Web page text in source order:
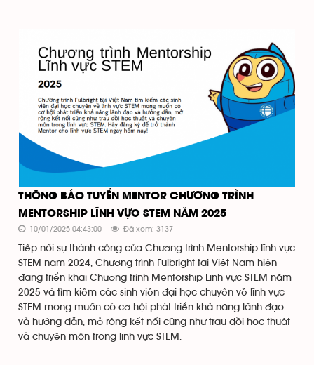
THÔNG BÁO TUYỂN MENTOR CHƯƠNG TRÌNH
MENTORSHIP LĨNH VỰC STEM NĂM 2025
10/01/2025 04:43:00 Đã xem: 3137
Tiếp nối sự thành công của Chương trình Mentorship lĩnh vực
STEM năm 2024, Chương trình Fulbright tại Việt Nam hiện
đang triển khai Chương trình Mentorship Lĩnh vực STEM năm
2025 và tìm kiếm các sinh viên đại học chuyên về lĩnh vực
STEM mong muốn có cơ hội phát triển khả năng lãnh đạo
và hướng dẫn, mở rộng kết nối cũng như trau dồi học thuật
và chuyên môn trong lĩnh vực STEM.